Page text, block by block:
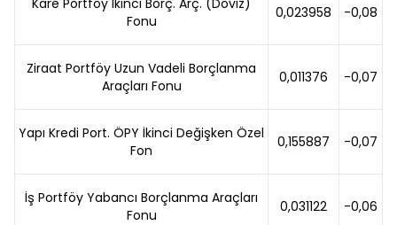
Kare Portföy İkinci Borç. Arç. (Döviz)
Fonu
0,023958 -0,08
Ziraat Portföy Uzun Vadeli Borçlanma
Araçları Fonu
0,011376 -0,07
Yapı Kredi Port. ÖPY İkinci Değişken Özel
Fon
0,155887 -0,07
İş Portföy Yabancı Borçlanma Araçları
Fonu
0,031122 -0,06